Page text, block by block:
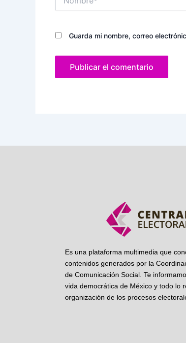
Guarda mi nombre, correo
Es una plataforma multimedia que
contenidos generados por la
de Comunicación Social. Te
vida democrática de México y todo lo
organización de los procesos